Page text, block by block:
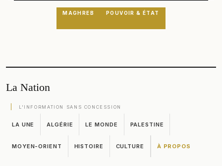
MAGHREB POUVOIR & ÉTAT
La Nation
L'INFORMATION SANS CONCESSION
LA UNE ALGÉRIE LE MONDE PALESTINE
MOYEN-ORIENT HISTOIRE CULTURE À PROPOS